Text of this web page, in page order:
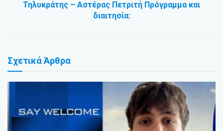
Τηλυκράτης – Αστέρας Πετριτή Πρόγραμμα και
διαιτησία:
ΣχετικάΆρθρα